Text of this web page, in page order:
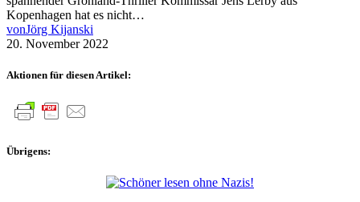
Kopenhagen hat es nicht…
vonJörg Kijanski
20. November 2022
Aktionen für diesen Artikel:
Übrigens: